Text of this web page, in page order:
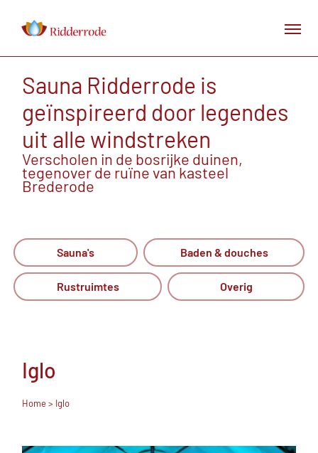
Sauna Ridderrode is
geïnspireerd door legendes
uit alle windstreken
Verscholen in de bosrijke duinen,
tegenover de ruïne van kasteel
Brederode
Sauna's Baden & douches
Rustruimtes Overig
Iglo
Home> Iglo